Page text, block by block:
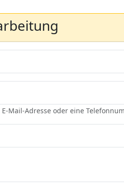
Mail-Adresse oder eine